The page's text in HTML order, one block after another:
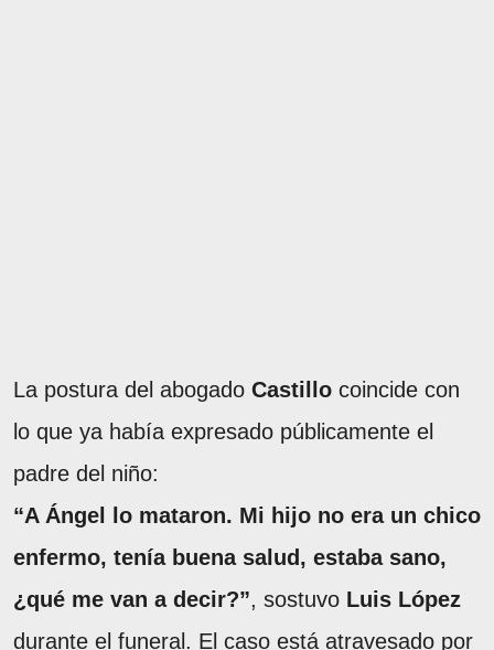
La postura del abogado Castillo coincide con
lo que ya había expresado públicamente el
padre del niño:
“A Ángel lo mataron. Mi hijo no era un chico
enfermo, tenía buena salud, estaba sano,
¿qué me van a decir?”, sostuvo Luis López
durante el funeral. El caso está atravesado por